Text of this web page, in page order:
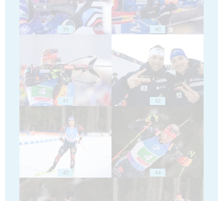
39 40
41 42
43 44